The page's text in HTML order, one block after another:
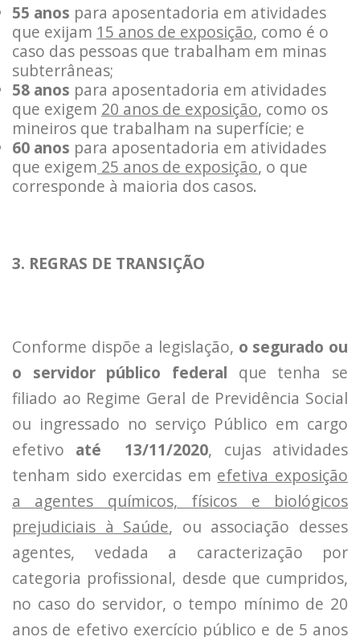
55 anos para aposentadoria em atividades
que exijam 15 anos de exposição, como é o
caso das pessoas que trabalham em minas
subterrâneas;
58 anos para aposentadoria em atividades
que exigem 20 anos de exposição, como os
mineiros que trabalham na superfície; e
60 anos para aposentadoria em atividades
que exigem 25 anos de exposição, o que
corresponde à maioria dos casos.
3. REGRAS DE TRANSIÇÃO
Conforme dispõe a legislação, o segurado ou
o servidor público federal que tenha se
filiado ao Regime Geral de Previdência Social
ou ingressado no serviço Público em cargo
efetivo até 13/11/2020, cujas atividades
tenham sido exercidas em efetiva exposição
a agentes químicos, físicos e biológicos
prejudiciais à Saúde, ou associação desses
agentes, vedada a caracterização por
categoria profissional, desde que cumpridos,
no caso do servidor, o tempo mínimo de 20
anos de efetivo exercício público e de 5 anos